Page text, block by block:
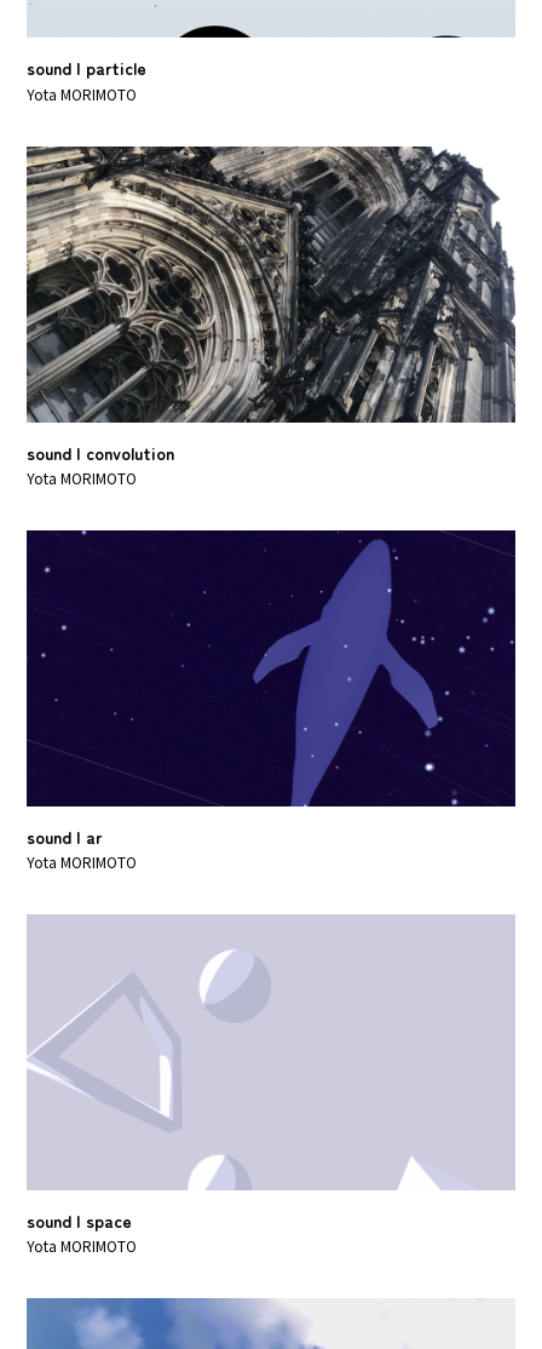
sound | particle
Yota MORIMOTO
sound | convolution
Yota MORIMOTO
sound | ar
Yota MORIMOTO
sound | space
Yota MORIMOTO